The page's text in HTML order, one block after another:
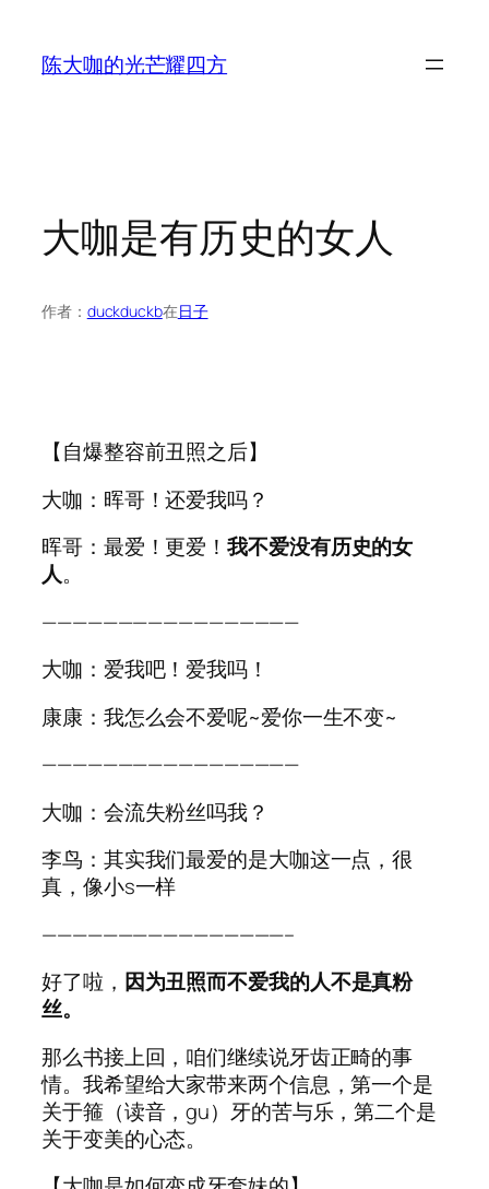
陈大咖的光芒耀四方
大咖是有历史的女人
作者： duckduckb在日子
【自爆整容前丑照之后】
大咖：晖哥！还爱我吗？
晖哥：最爱！更爱！我不爱没有历史的女
人。
—————————————————
大咖：爱我吧！爱我吗！
康康：我怎么会不爱呢~爱你一生不变~
—————————————————
大咖：会流失粉丝吗我？
李鸟：其实我们最爱的是大咖这一点，很
真，像小s一样
————————————————–
好了啦， 因为丑照而不爱我的人不是真粉
丝。
那么书接上回，咱们继续说牙齿正畸的事
情。我希望给大家带来两个信息，第一个是
关于箍（读音，gu）牙的苦与乐，第二个是
关于变美的心态。